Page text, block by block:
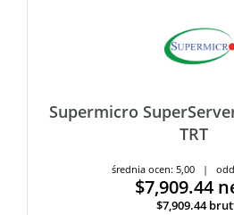
Supermicro
TRT
średnia ocen: 5,00 |
$7,909.44
$7,909.44